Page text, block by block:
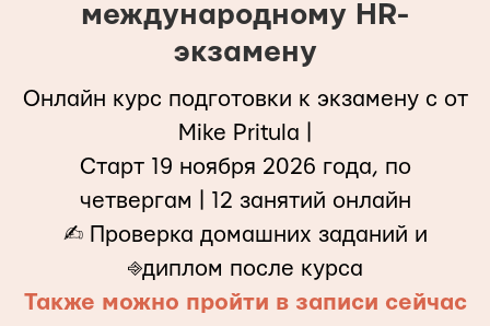
международному HR-
экзамену
Онлайн курс подготовки к экзамену с от
Mike Pritula |
Старт 19 ноября 2026 года, по
четвергам | 12 занятий онлайн
✍︎ Проверка домашних заданий и
⎆диплом после курса
Также можно пройти в записи сейчас